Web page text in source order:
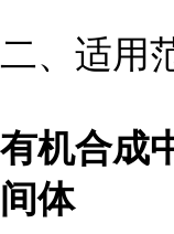
二、适用
有机合成
间体